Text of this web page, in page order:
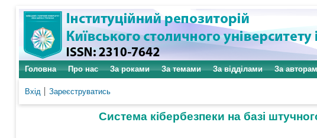
Головна Про нас За роками За темами За відділами За
Вхід Зареєструватись
Система кібербезпеки на базі